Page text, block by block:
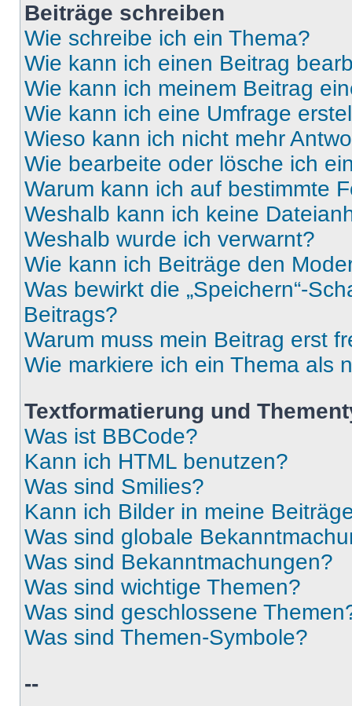
Beiträge schreiben
Wie schreibe ich ein Thema?
Wie kann ich einen Beitrag
Wie kann ich meinem Beitrag
Wie kann ich eine Umfrage
Wieso kann ich nicht mehr
Wie bearbeite oder lösche ich
Warum kann ich auf bestimmte
Weshalb kann ich keine
Weshalb wurde ich verwarnt?
Wie kann ich Beiträge den
Was bewirkt die „Speichern“-
Beitrags?
Warum muss mein Beitrag erst
Wie markiere ich ein Thema als
Textformatierung und
Was ist BBCode?
Kann ich HTML benutzen?
Was sind Smilies?
Kann ich Bilder in meine
Was sind globale
Was sind Bekanntmachungen?
Was sind wichtige Themen?
Was sind geschlossene
Was sind Themen-Symbole?
--